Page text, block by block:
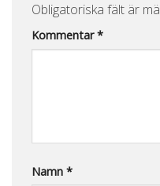
Obligatoriska fält är
Kommentar*
Namn *